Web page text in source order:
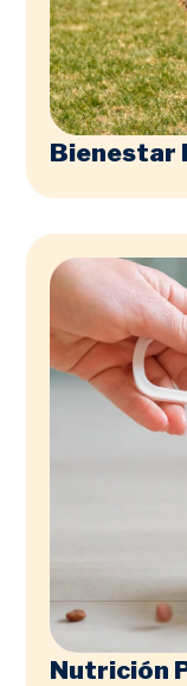
Bienestar
Nutrición